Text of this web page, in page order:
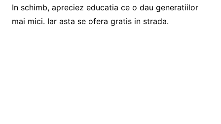
In schimb, apreciez educatia ce o dau generatiilor
mai mici. Iar asta se ofera gratis in strada.